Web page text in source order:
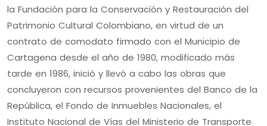
la Fundación para la Conservación y Restauración del
Patrimonio Cultural Colombiano, en virtud de un
contrato de comodato firmado con el Municipio de
Cartagena desde el año de 1980, modificado más
tarde en 1986, inició y llevó a cabo las obras que
concluyeron con recursos provenientes del Banco de la
República, el Fondo de Inmuebles Nacionales, el
Instituto Nacional de Vías del Ministerio de Transporte